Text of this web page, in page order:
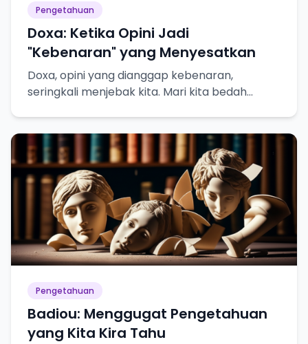
Pengetahuan
Doxa: Ketika Opini Jadi
"Kebenaran" yang Menyesatkan
Doxa, opini yang dianggap kebenaran,
seringkali menjebak kita. Mari kita bedah
Pengetahuan
Badiou: Menggugat Pengetahuan
yang Kita Kira Tahu